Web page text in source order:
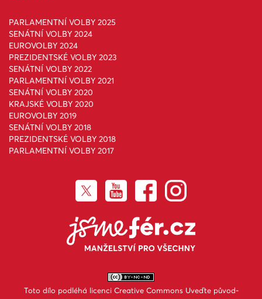
PARLAMENTNÍ VOLBY 2025
SENÁTNÍ VOLBY 2024
EUROVOLBY 2024
PREZIDENTSKÉ VOLBY 2023
SENÁTNÍ VOLBY 2022
PARLAMENTNÍ VOLBY 2021
SENÁTNÍ VOLBY 2020
KRAJSKÉ VOLBY 2020
EUROVOLBY 2019
SENÁTNÍ VOLBY 2018
PREZIDENTSKÉ VOLBY 2018
PARLAMENTNÍ VOLBY 2017
Toto dílo podléhá licenci Creative Commons Uveďte původ-